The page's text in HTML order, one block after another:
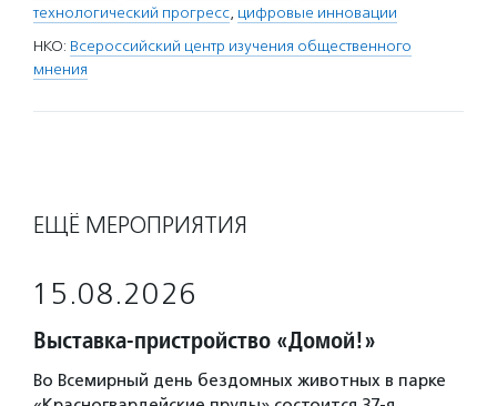
технологический прогресс, цифровые инновации
НКО: Всероссийский центр изучения общественного
мнения
ЕЩЁ МЕРОПРИЯТИЯ
15.08.2026
Выставка-пристройство «Домой!»
Во Всемирный день бездомных животных в парке